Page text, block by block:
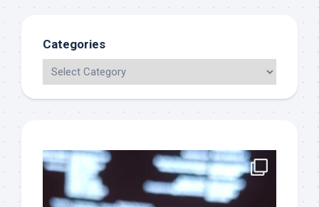
Categories